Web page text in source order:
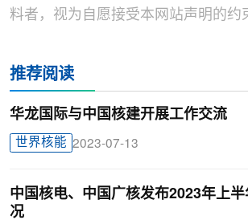
料者，视为自愿接受本网站声明的约
推荐阅读
华龙国际与中国核建开展工作交流
世界核能 2023-07-13
中国核电、中国广核发布2023年上
况